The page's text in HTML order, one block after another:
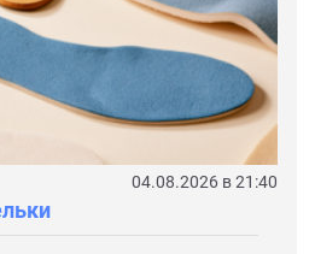
04.08.2026 в 21:40